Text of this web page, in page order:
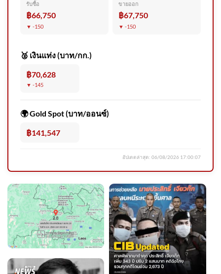
แกะรอย – สางคดียิvตำรวจ
ควบคุมตัว 11 คน วิสามัญฯ 2
กรุงเทพมหานครเฝ้าระวังน้ำ
ท่วมฉับพลัน น้ำป่า 6-9 ส
รองนายกฯ ศุภจี ติดตามงานจัด
ภูมิปัญญา
รับซื้อ
฿66,750
▼ -150
ขายออก
฿67,750
▼ -150
🥈 เงินแท่ง (บาท/กก.)
฿70,628
▼ -145
🌍 Gold Spot (บาท/ออนซ์)
฿141,547
อัปเดตล่าสุด: 06/08/2026 17:00:07